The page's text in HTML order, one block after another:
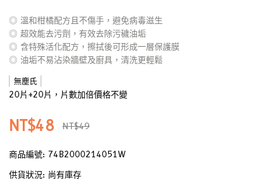
◎ 溫和柑橘配方且不傷手，避免病毒滋生
◎ 超效能去污劑，有效去除污穢油垢
◎ 含特殊活化配方，擦拭後可形成一層保護膜
◎ 油垢不易沾染牆壁及廚具，清洗更輕鬆
無塵氏
20片+20片，片數加倍價格不變
NT$48 NT$49
商品編號: 74B2000214051W
供貨狀況: 尚有庫存